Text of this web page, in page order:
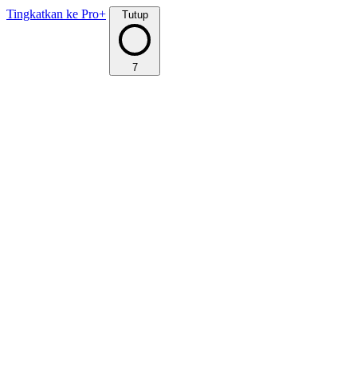
Tingkatkan ke Pro+ Tutup
7